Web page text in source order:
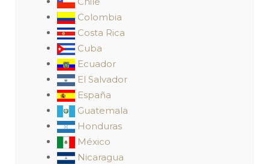
Colombia
Costa Rica
Cuba
Ecuador
El Salvador
España
Guatemala
Honduras
México
Nicaragua